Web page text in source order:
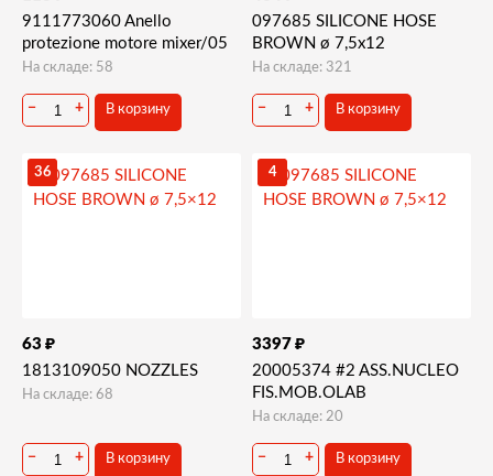
9111773060 Anello
protezione motore mixer/05
На складе: 58
− + В корзину
097685 SILICONE HOSE
BROWN ø 7,5x12
На складе: 321
− + В корзину
36
63 ₽
1813109050 NOZZLES
На складе: 68
− + В корзину
4
3397 ₽
20005374 #2 ASS.NUCLEO
FIS.MOB.OLAB
На складе: 20
− + В корзину